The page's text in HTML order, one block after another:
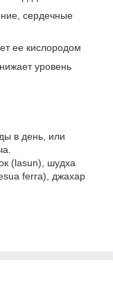
сердечные
ее кислородом
уровень
в день, или
(lasun), шудха
ferra), джахар